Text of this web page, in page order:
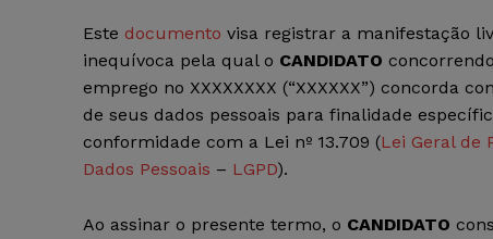
Este documento visa registrar a manifestação
inequívoca pela qual o CANDIDATO
emprego no XXXXXXXX (“XXXXXX”) concorda
de seus dados pessoais para finalidade
conformidade com a Lei nº 13.709 (Lei Geral de
Dados Pessoais – LGPD).
Ao assinar o presente termo, o CANDIDATO